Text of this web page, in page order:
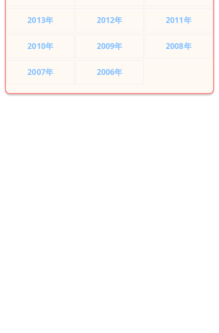
2013年 2012年 2011年
2010年 2009年 2008年
2007年 2006年